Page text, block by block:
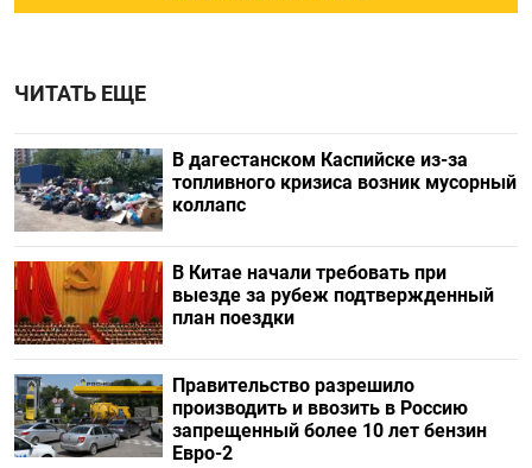
ЧИТАТЬ ЕЩЕ
В дагестанском Каспийске из-за
топливного кризиса возник мусорный
коллапс
В Китае начали требовать при
выезде за рубеж подтвержденный
план поездки
Правительство разрешило
производить и ввозить в Россию
запрещенный более 10 лет бензин
Евро-2